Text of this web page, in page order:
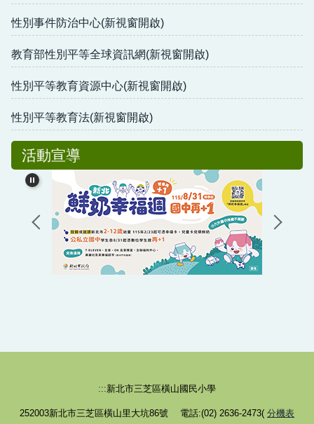
性別事件防治中心(新視窗開啟)
教育部性別平等全球資訊網(新視窗開啟)
性別平等教育資源中心(新視窗開啟)
性別平等教育法(新視窗開啟)
活動宣導
:::新北市三芝區橫山國民小學
252003新北市三芝區橫山里大坑86號 電話:(02) 2636-2473( 分機表